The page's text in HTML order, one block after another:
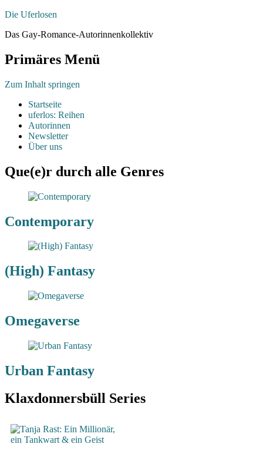
Die Uferlosen
Das Gay-Romance-Autorinnenkollektiv
Primäres Menü
Zum Inhalt springen
Startseite
uferlos: Reihen
Autorinnen
Newsletter
Über uns
Que(e)r durch alle Genres
Contemporary
(High) Fantasy
Omegaverse
Urban Fantasy
Klaxdonnersbüll Series